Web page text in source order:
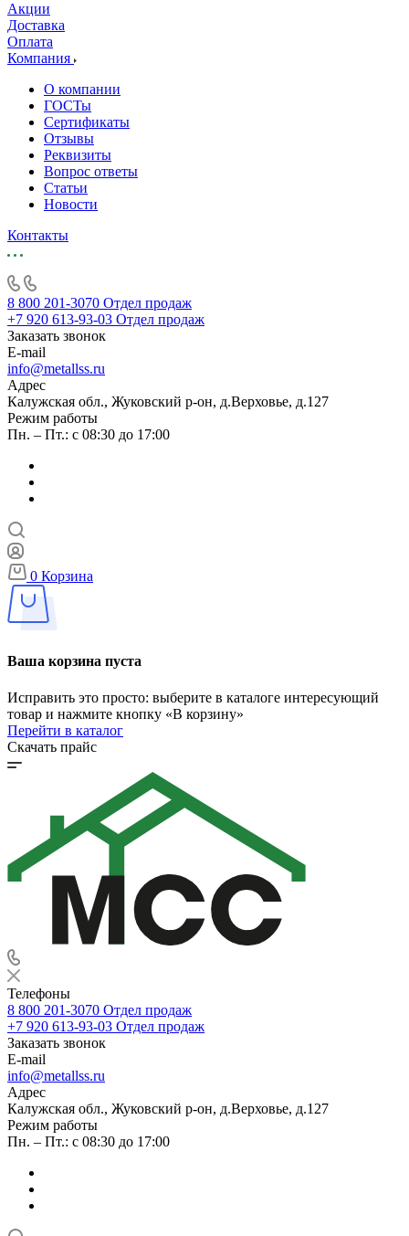
Акции
Доставка
Оплата
Компания
О компании
ГОСТы
Сертификаты
Отзывы
Реквизиты
Вопрос ответы
Статьи
Новости
Контакты
8 800 201-3070 Отдел продаж
+7 920 613-93-03 Отдел продаж
Заказать звонок
E-mail
info@metallss.ru
Адрес
Калужская обл., Жуковский р-он, д.Верховье, д.127
Режим работы
Пн. – Пт.: с 08:30 до 17:00
0 Корзина
Ваша корзина пуста
Исправить это просто: выберите в каталоге интересующий
товар и нажмите кнопку «В корзину»
Перейти в каталог
Скачать прайс
Телефоны
8 800 201-3070 Отдел продаж
+7 920 613-93-03 Отдел продаж
Заказать звонок
E-mail
info@metallss.ru
Адрес
Калужская обл., Жуковский р-он, д.Верховье, д.127
Режим работы
Пн. – Пт.: с 08:30 до 17:00